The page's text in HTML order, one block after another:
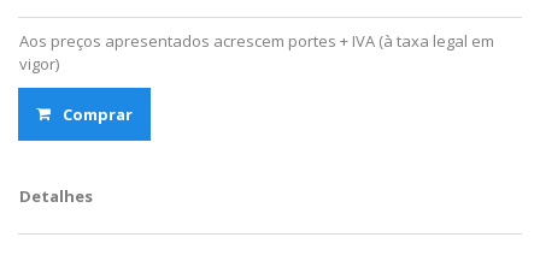
Aos preços apresentados acrescem portes + IVA (à taxa legal em
vigor)
Comprar
Detalhes